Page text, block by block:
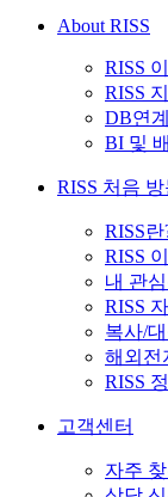
About RISS
RISS
RISS
DB연
BI 및
RISS 처음
RISS란
RISS
내 관
RISS
복사/
해외전
RISS
고객센터
자주